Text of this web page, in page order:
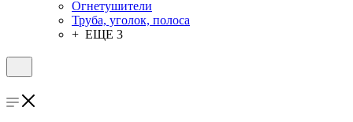
Огнетушители
Труба, уголок, полоса
+ ЕЩЕ 3